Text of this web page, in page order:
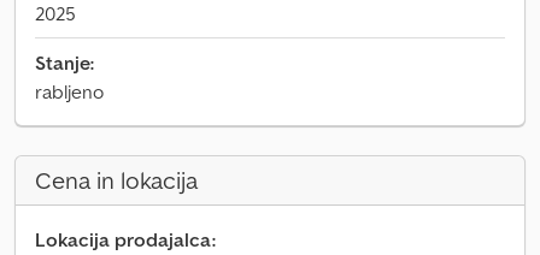
2025
Stanje:
rabljeno
Cena in lokacija
Lokacija prodajalca: